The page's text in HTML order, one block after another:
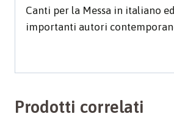
Canti per la Messa in italiano
importanti autori
Prodotti correlati